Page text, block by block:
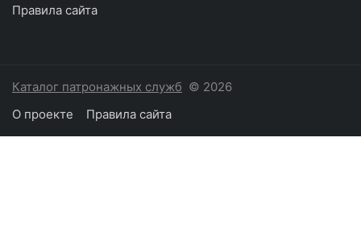
Правила сайта
Каталог патронажных служб © 2026
О проекте
Правила сайта